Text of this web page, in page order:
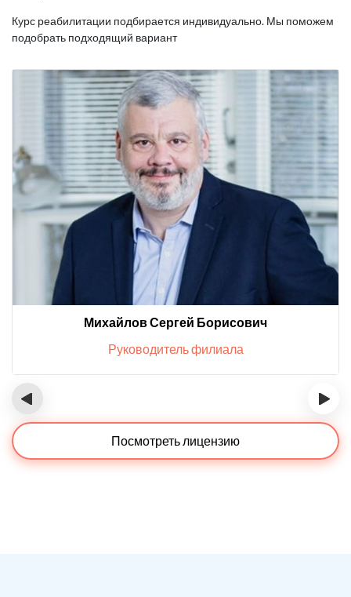
Курс реабилитации подбирается индивидуально. Мы поможем
подобрать подходящий вариант
Михайлов Сергей Борисович
Руководитель филиала
‹ ›
Посмотреть лицензию